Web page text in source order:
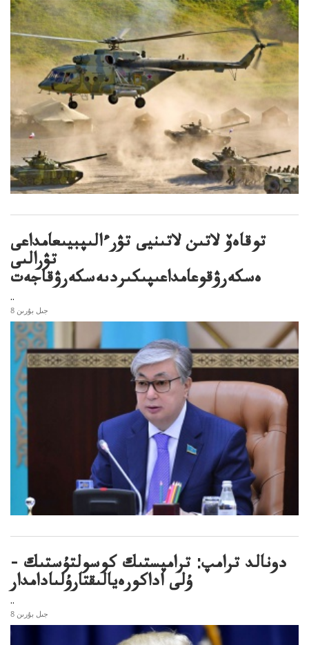
توقاەۆ لاتىن لاتىنيى تۋرءالىپبيىعامداعى
تۋرالىى
ەسكەرۋقوعامداعىپىكىردىەسكەرۋقاجەت
..
8 جىل بۇرىن
دونالد ترامپ: ترامپستىك كوسولتۇستىك -
ۇلى اداكورەيالىقتارۇلىادامدار
..
8 جىل بۇرىن